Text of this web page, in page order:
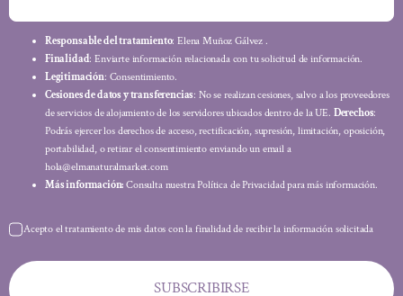
Responsable del tratamiento: Elena Muñoz Gálvez .
Finalidad: Enviarte información relacionada con tu solicitud de información.
Legitimación: Consentimiento.
Cesiones de datos y transferencias: No se realizan cesiones, salvo a los proveedores
de servicios de alojamiento de los servidores ubicados dentro de la UE. Derechos:
Podrás ejercer los derechos de acceso, rectificación, supresión, limitación, oposición,
portabilidad, o retirar el consentimiento enviando un email a
hola@elmanaturalmarket.com
Más información: Consulta nuestra Política de Privacidad para más información.
Acepto el tratamiento de mis datos con la finalidad de recibir la información solicitada
SUBSCRIBIRSE